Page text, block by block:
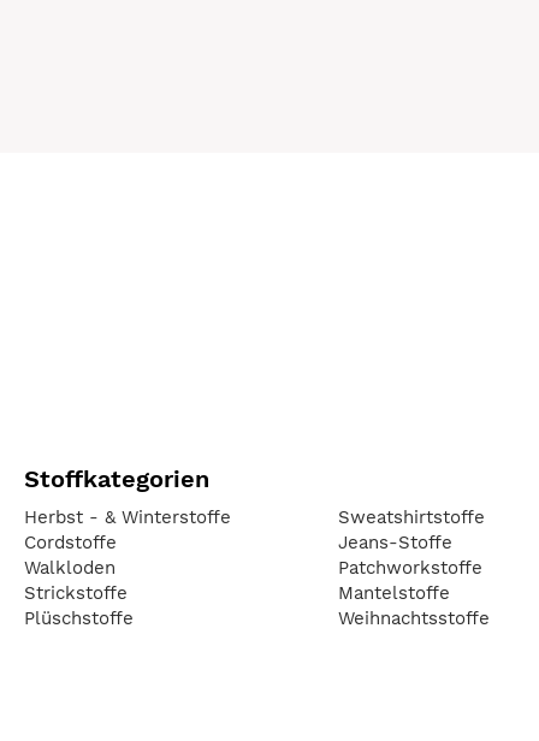
Stoffkategorien
Herbst - & Winterstoffe
Cordstoffe
Walkloden
Strickstoffe
Plüschstoffe
Sweatshirtstoffe
Jeans-Stoffe
Patchworkstoffe
Mantelstoffe
Weihnachtsstoffe